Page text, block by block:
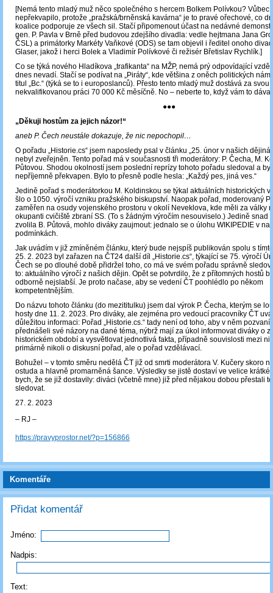
[Nemá tento mladý muž něco společného s hercem Bolkem Polívkou? Vůbec
nepřekvapilo, protože „pražská/brněnská kavárna“ je to pravé ořechové, co
koalice podporuje ze všech sil. Stačí připomenout účast na nedávné
gen. P. Pavla v Brně před budovou zdejšího divadla: vedle hejtmana Jana
ČSL) a primátorky Markéty Vaňkové (ODS) se tam objevil i ředitel onoho
Glaser, jakož i herci Bolek a Vladimír Polívkové či režisér Břetislav Rychlík.]
Co se týká nového Hladíkova „trafikanta“ na MŽP, nemá prý odpovídající
dnes nevadí. Stačí se podívat na „Piráty“, kde většina z oněch politických
titul „Bc.“ (týká se to i europoslanců). Přesto tento mladý muž dostává za svou
nekvalifikovanou práci 70 000 Kč měsíčně. No – neberte to, když vám to
●●●
„Děkuji hostům za jejich názor!“
aneb P. Čech neustále dokazuje, že nic nepochopil…
O pořadu „Historie.cs“ jsem naposledy psal v článku „25. únor v našich
nebyl zveřejněn. Tento pořad má v současnosti tři moderátory: P. Čecha, M.
Půtovou. Shodou okolností jsem poslední reprízy tohoto pořadu sledoval a
nepříjemně překvapen. Bylo to přesně podle hesla: „Každý pes, jiná ves.“
Jedině pořad s moderátorkou M. Koldinskou se týkal aktuálních historických
šlo o 1050. výročí vzniku pražského biskupství. Naopak pořad, moderovaný
zaměřen na osudy vojenského prostoru v okolí Neveklova, kde měli za války
okupanti cvičiště zbraní SS. (To s žádným výročím nesouviselo.) Jedině snad
zvolila B. Půtová, mohlo diváky zaujmout: jednalo se o úlohu WIKIPEDIE v
podmínkách.
Jak uvádím v již zmíněném článku, který bude nejspíš publikován spolu s
25. 2. 2023 byl zařazen na ČT24 další díl „Historie.cs“, týkající se 75. výročí
Čech se po dlouhé době přidržel toho, co má ve svém pořadu správně
to: aktuálního výročí z našich dějin. Opět se potvrdilo, že z přítomných hostů
odborně nejslabší. Je proto načase, aby se vedení ČT poohlédlo po někom
kompetentnějším.
Do názvu tohoto článku (do mezititulku) jsem dal výrok P. Čecha, kterým se
hosty dne 11. 2. 2023. Pro diváky, ale zejména pro vedoucí pracovníky ČT
důležitou informaci: Pořad „Historie.cs.“ tady není od toho, aby v něm pozvaní
přednášeli své názory na dané téma, nýbrž mají za úkol informovat diváky o
historickém období a vysvětlovat jednotlivá fakta, případně souvislosti mezi
primárně nikoli o diskusní pořad, ale o pořad vzdělávací.
Bohužel ‒ v tomto směru nedělá ČT již od smrti moderátora V. Kučery skoro
ostuda a hlavně promarněná šance. Výsledky se jistě dostaví ve velice
bych, že se již dostavily: diváci (včetně mne) již před nějakou dobou přestali
sledovat.
27. 2. 2023
‒ RJ ‒
https://pravyprostor.net/?p=156866
Komentáře
Přidat komentář
Jméno:
Nadpis:
Text: